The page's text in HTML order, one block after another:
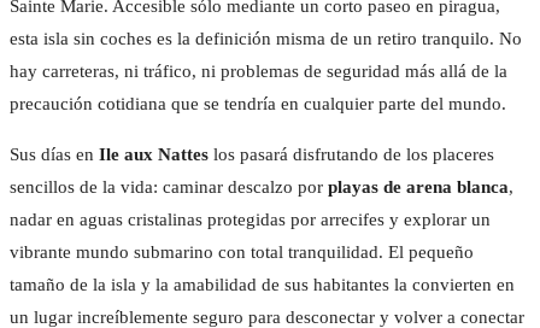
Sainte Marie. Accesible sólo mediante un corto paseo en piragua,
esta isla sin coches es la definición misma de un retiro tranquilo. No
hay carreteras, ni tráfico, ni problemas de seguridad más allá de la
precaución cotidiana que se tendría en cualquier parte del mundo.
Sus días en Ile aux Nattes los pasará disfrutando de los placeres
sencillos de la vida: caminar descalzo por playas de arena blanca,
nadar en aguas cristalinas protegidas por arrecifes y explorar un
vibrante mundo submarino con total tranquilidad. El pequeño
tamaño de la isla y la amabilidad de sus habitantes la convierten en
un lugar increíblemente seguro para desconectar y volver a conectar